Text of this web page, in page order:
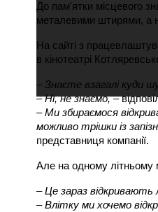
До пам'ятки місцевого
металевими штирями, а
На сайті з
в кінотеатрі
– Знаєте взагалі куди
– Ні, не знаємо,–
–Ми збираємося
можливо трішки із
представниця компанії.
Але на одному літньому
–Це зараз відкривають
–Влітку ми хочемо